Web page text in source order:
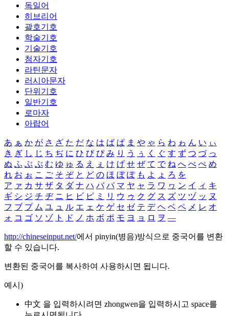
독일어
히브리어
괄호기호
학술기호
기술기호
첨자기호
라틴문자
러시아문자
단위기호
일반기호
로마자
아랍어
あ ぁ か が さ ざ た だ な は ば ぱ ま や ゃ ら わ ゎ ん い ぃ
き ぎ し じ ち ぢ に ひ び ぴ み り う ぅ く ぐ す ず つ づ っ
ぬ ふ ぶ ぷ む ゆ ゅ る え ぇ け げ せ ぜ て で ね へ べ ぺ め
れ お ぉ こ ご そ ぞ と ど の ほ ぼ ぽ も よ ょ ろ を
ア ァ カ サ ザ タ ダ ナ ハ バ パ マ ヤ ャ ラ ワ ヮ ン イ ィ キ
ギ シ ジ チ ヂ ニ ヒ ビ ピ ミ リ ウ ゥ ク グ ス ズ ツ ヅ ッ ヌ
フ ブ プ ム ユ ュ ル エ ェ ケ ゲ セ ゼ テ デ ヘ ベ ペ メ レ オ
ォ コ ゴ ソ ゾ ト ド ノ ホ ボ ポ モ ヨ ョ ロ ヲ ―
http://chineseinput.net/에서 pinyin(병음)방식으로 중국어를 변환
할 수 있습니다.
변환된 중국어를 복사하여 사용하시면 됩니다.
예시)
中文 을 입력하시려면 zhongwen을 입력하시고 space를